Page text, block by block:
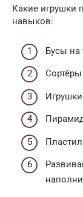
Какие игрушки
навыков:
Бусы на